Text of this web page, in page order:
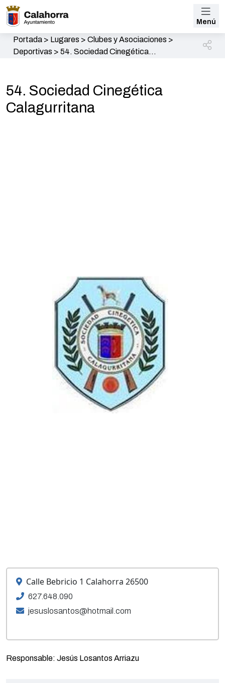
Menú
Portada> Lugares > Clubes y Asociaciones >
Deportivas > 54. Sociedad Cinegética
54. Sociedad Cinegética
Calagurritana
Calle Bebricio 1 Calahorra 26500
627.648.090
jesuslosantos@hotmail.com
Responsable: Jesús Losantos Arriazu